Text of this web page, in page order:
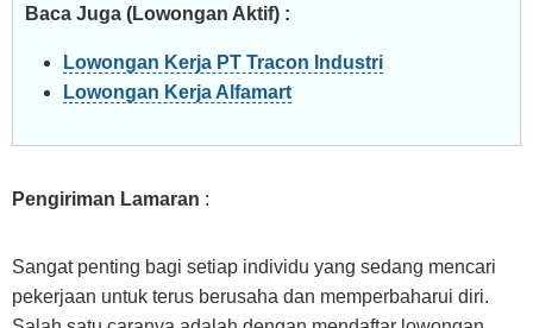
Baca Juga (Lowongan Aktif) :
Lowongan Kerja PT Tracon Industri
Lowongan Kerja Alfamart
Pengiriman Lamaran :
Sangat penting bagi setiap individu yang sedang mencari
pekerjaan untuk terus berusaha dan memperbaharui diri.